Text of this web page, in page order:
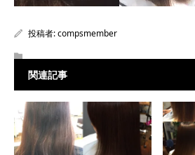
投稿者:compsmember
関連記事